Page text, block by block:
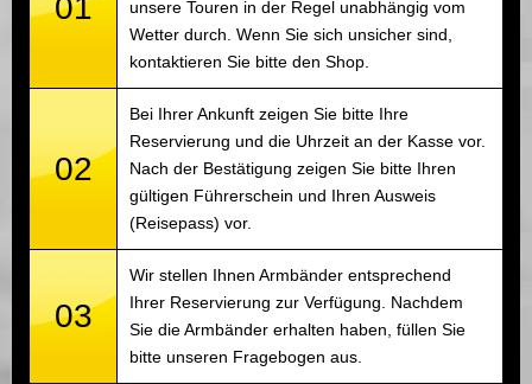
01
unsere Touren in der Regel unabhängig vom
Wetter durch. Wenn Sie sich unsicher sind,
kontaktieren Sie bitte den Shop.
02
Bei Ihrer Ankunft zeigen Sie bitte Ihre
Reservierung und die Uhrzeit an der Kasse vor.
Nach der Bestätigung zeigen Sie bitte Ihren
gültigen Führerschein und Ihren Ausweis
(Reisepass) vor.
03
Wir stellen Ihnen Armbänder entsprechend
Ihrer Reservierung zur Verfügung. Nachdem
Sie die Armbänder erhalten haben, füllen Sie
bitte unseren Fragebogen aus.